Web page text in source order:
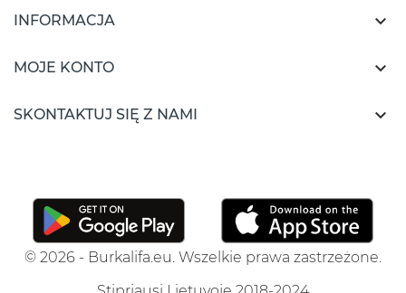
INFORMACJA 
MOJE KONTO 
SKONTAKTUJ SIĘ Z NAMI 
© 2026 - Burkalifa.eu. Wszelkie prawa zastrzeżone.